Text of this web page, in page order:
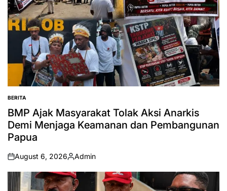
POSTED
IN
BERITA
BMP Ajak Masyarakat Tolak Aksi Anarkis
Demi Menjaga Keamanan dan Pembangunan
Papua
on
August 6, 2026
Posted
by
Admin